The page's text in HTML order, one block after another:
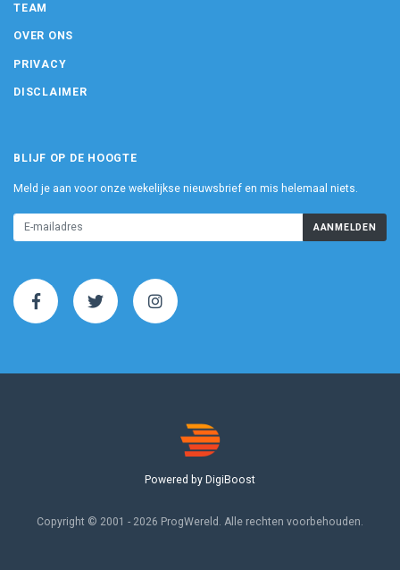
TEAM
OVER ONS
PRIVACY
DISCLAIMER
BLIJF OP DE HOOGTE
Meld je aan voor onze wekelijkse nieuwsbrief en mis helemaal niets.
AANMELDEN
Powered by DigiBoost
Copyright © 2001 - 2026 ProgWereld. Alle rechten voorbehouden.